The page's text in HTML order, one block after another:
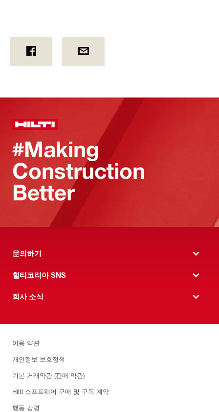
#Making
Construction
Better
문의하기
힐티코리아 SNS
회사 소식
이용 약관
개인정보 보호정책
기본 거래약관 (판매 약관)
Hilti 소프트웨어 구매 및 구독 계약
행동 강령